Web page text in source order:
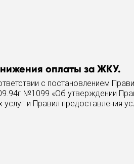
оплаты за ЖКУ.
с постановлением
№1099 «Об утверждении
и Правил предоставления
(с изменениями